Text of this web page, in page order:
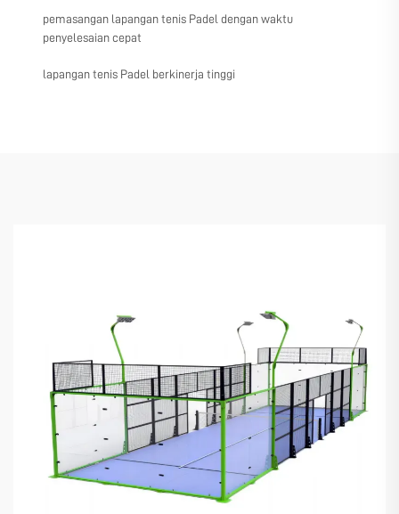
pemasangan lapangan tenis Padel dengan waktu
penyelesaian cepat
lapangan tenis Padel berkinerja tinggi